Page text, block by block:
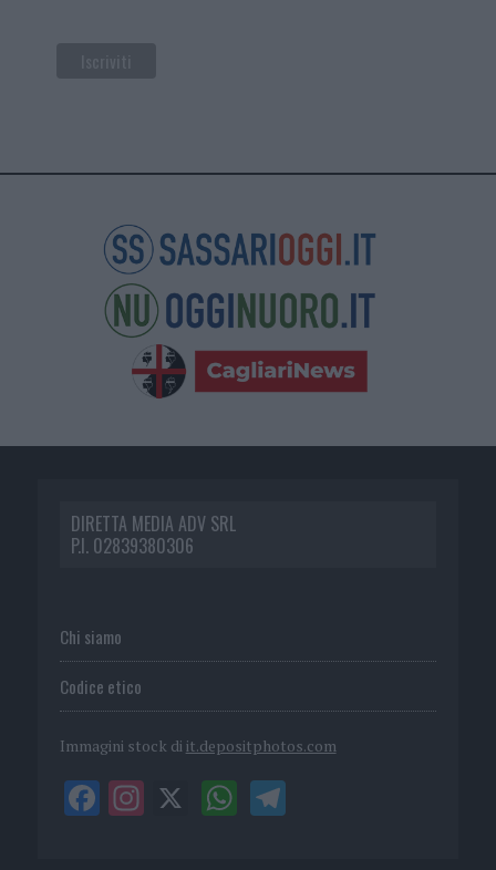
DIRETTA MEDIA ADV SRL
P.I. 02839380306
Chi siamo
Codice etico
Immagini stock di it.depositphotos.com